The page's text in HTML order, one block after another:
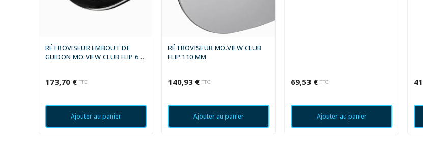
RÉTROVISEUR EMBOUT DE
GUIDON MO.VIEW CLUB FLIP 60
173,70 € TTC
Ajouter au panier
RÉTROVISEUR MO.VIEW CLUB
FLIP 110 MM
140,93 € TTC
Ajouter au panier
69,53 € TTC
Ajouter au panier